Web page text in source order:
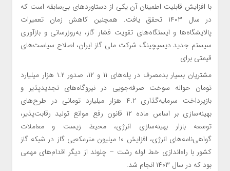
با افزایش قابلیت اطمینان آن یکی از دستاورد‌های بی‌سابقه است که
در سال ۱۴۰۳ تحقق یافت. همچنین کاهش زمان تعمیرات
پالایشگاه‌ها و ایستگاه‌های تقویت فشار گاز، به‌روزرسانی و بازآوری
سیستم جدید دیسپچینگ شرکت ملی گاز ایران، اصلاح سیاست‌های
قیمتی برای
مشتریان بسیار بدمصرف در پله‌های ۱۱ و ۱۲، صدور ۱.۲ هزار میلیارد
تومان حواله سوخت صرفه‌جویی در نیروگاه‌های تجدیدپذیر و
بازپرداخت سرمایه‌گذاری ۴.۲ هزار میلیارد تومانی در طرح‌های
بهینه‌سازی بر اساس ماده ۱۲ قانون رفع موانع تولید رقابت‌پذیر،
توسعه بازار بهینه‌سازی انرژی، محیط زیست و معاملات
گواهی‌نامه‌های انرژی، افزایش ۱۰ میلیون مترمکعبی گاز در شبکه گاز
کشور با راه‌اندازی خط لوله رشت – چلوند از دیگر اقدام‌های مهمی
بود که در سال ۱۴۰۳ انجام شد.